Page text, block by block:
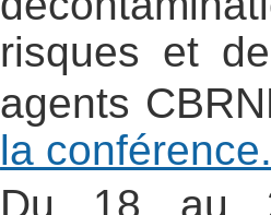
risques et
agents
la
Du 18 au